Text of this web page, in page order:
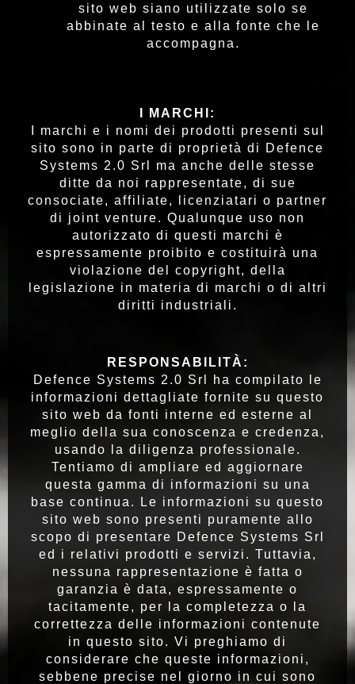
sito web siano utilizzate solo se
abbinate al testo e alla fonte che le
accompagna.
I MARCHI:
I marchi e i nomi dei prodotti presenti sul
sito sono in parte di proprietà di Defence
Systems 2.0 Srl ma anche delle stesse
ditte da noi rappresentate, di sue
consociate, affiliate, licenziatari o partner
di joint venture. Qualunque uso non
autorizzato di questi marchi è
espressamente proibito e costituirà una
violazione del copyright, della
legislazione in materia di marchi o di altri
diritti industriali.
RESPONSABILITÀ:
Defence Systems 2.0 Srl ha compilato le
informazioni dettagliate fornite su questo
sito web da fonti interne ed esterne al
meglio della sua conoscenza e credenza,
usando la diligenza professionale.
Tentiamo di ampliare ed aggiornare
questa gamma di informazioni su una
base continua. Le informazioni su questo
sito web sono presenti puramente allo
scopo di presentare Defence Systems Srl
ed i relativi prodotti e servizi. Tuttavia,
nessuna rappresentazione è fatta o
garanzia è data, espressamente o
tacitamente, per la completezza o la
correttezza delle informazioni contenute
in questo sito. Vi preghiamo di
considerare che queste informazioni,
sebbene precise nel giorno in cui sono